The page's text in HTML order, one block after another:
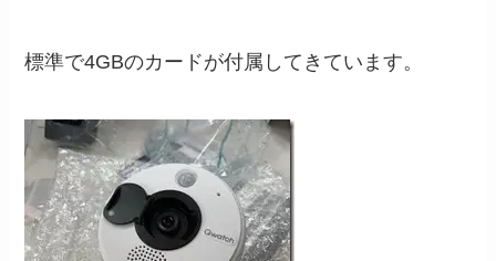
標準で4GBのカードが付属してきています。